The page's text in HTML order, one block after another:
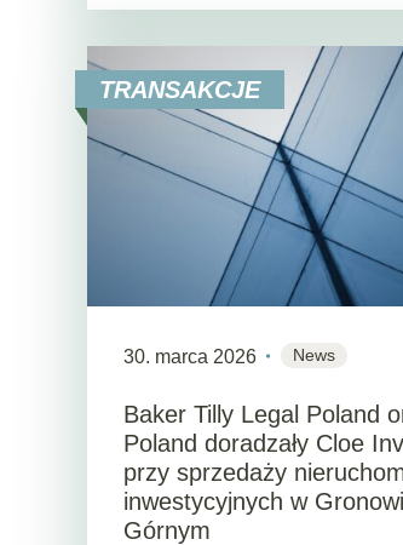
TRANSAKCJE
30. marca 2026 News
Baker Tilly Legal Poland
Poland doradzały Cloe
przy sprzedaży
inwestycyjnych w
Górnym